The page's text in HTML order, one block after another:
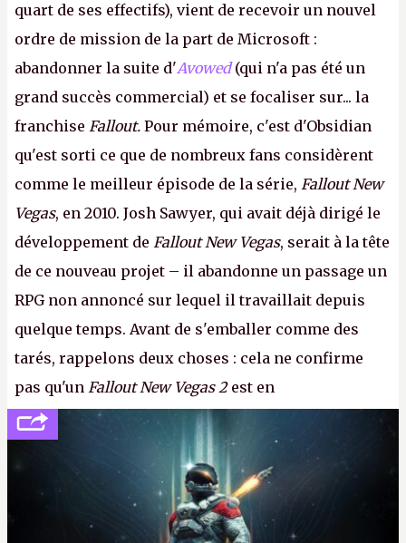
quart de ses effectifs), vient de recevoir un nouvel
ordre de mission de la part de Microsoft :
abandonner la suite d'Avowed(qui n'a pas été un
grand succès commercial) et se focaliser sur... la
franchise Fallout. Pour mémoire, c'est d'Obsidian
qu'est sorti ce que de nombreux fans considèrent
comme le meilleur épisode de la série, Fallout New
Vegas, en 2010. Josh Sawyer, qui avait déjà dirigé le
développement de Fallout New Vegas, serait à la tête
de ce nouveau projet – il abandonne un passage un
RPG non annoncé sur lequel il travaillait depuis
quelque temps. Avant de s'emballer comme des
tarés, rappelons deux choses : cela ne confirme
pas qu'un Fallout New Vegas 2est en
développement (pour ce que l'on sait, ils bossent
peut-être sur
Fallout Football ou
Fallout vs. Les
Lapins Crétins) et l'Obsidian d'aujourd'hui n'est plus
le même studio qu'il y a 15 ans. Mais bon, OK, on
peut commencer à fantasmer.A.